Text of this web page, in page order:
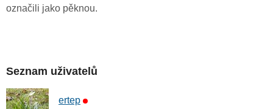
označili jako pěknou.
Seznam uživatelů
ertep